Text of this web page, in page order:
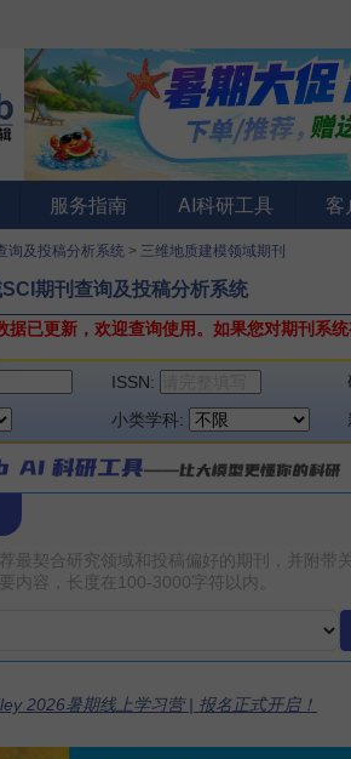
服务指南 AI科研工具 客
询及投稿分析系统 > 三维地质建模领域期刊
期刊查询及投稿分析系统
已更新，欢迎查询使用。 如果您对期刊系
ISSN:
小类学科:
2026暑期线上学习营 | 报名正式开启！